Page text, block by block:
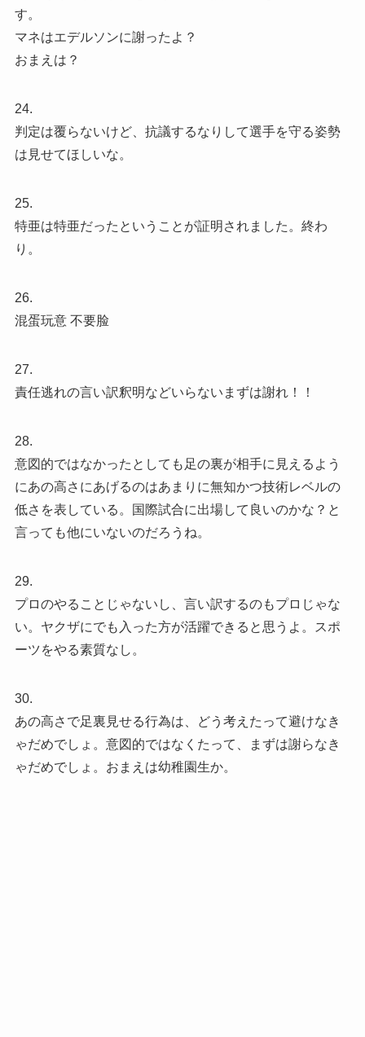
す。
マネはエデルソンに謝ったよ？
おまえは？
24.
判定は覆らないけど、抗議するなりして選手を守る姿勢
は見せてほしいな。
25.
特亜は特亜だったということが証明されました。終わ
り。
26.
混蛋玩意 不要脸
27.
責任逃れの言い訳釈明などいらないまずは謝れ！！
28.
意図的ではなかったとしても足の裏が相手に見えるよう
にあの高さにあげるのはあまりに無知かつ技術レベルの
低さを表している。国際試合に出場して良いのかな？と
言っても他にいないのだろうね。
29.
プロのやることじゃないし、言い訳するのもプロじゃな
い。ヤクザにでも入った方が活躍できると思うよ。スポ
ーツをやる素質なし。
30.
あの高さで足裏見せる行為は、どう考えたって避けなき
ゃだめでしょ。意図的ではなくたって、まずは謝らなき
ゃだめでしょ。おまえは幼稚園生か。